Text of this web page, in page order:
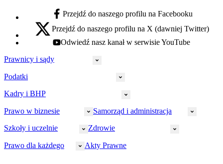
facebook - otwiera się w nowej karcie
Przejdź do naszego profilu na Facebooku
x - otwiera się w nowej karcie
Przejdź do naszego profilu na X (dawniej Twitter)
youtube - otwiera się w nowej karcie
Odwiedź nasz kanał w serwisie YouTube
Prawnicy i sądy
Prawnicy
Policja
Strefa aplikanta
Sędziowie
Podatki
CIT
Akcyza
Rachunkowość
Kadry i BHP
HR
Ubezpieczenia społeczne
Prawo w biznesie
Małe i średnie firmy
Samorząd i administracja
Bezpieczeństwo publiczne
Szkoły i uczelnie Zdrowie
Prawo dla każdego Akty Prawne